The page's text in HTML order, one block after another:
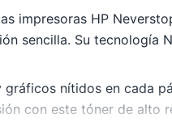
impresoras HP
sencilla. Su
gráficos nítidos en cada
con este tóner de alto